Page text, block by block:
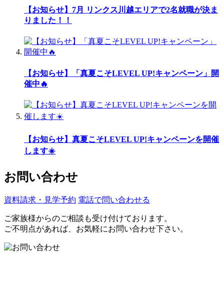
【お知らせ】7月 リンクス川越エリアで2名就職が決ま
りました！！
【お知らせ】「真夏こそLEVEL UP!キャンペーン」開
催中🔥
【お知らせ】真夏こそLEVEL UP!キャンペーンを開催
します☀️
お問い合わせ
資料請求・見学予約 電話で問い合わせる
ご家族様からのご相談も受け付けております。
ご不明点があれば、お気軽にお問い合わせ下さい。